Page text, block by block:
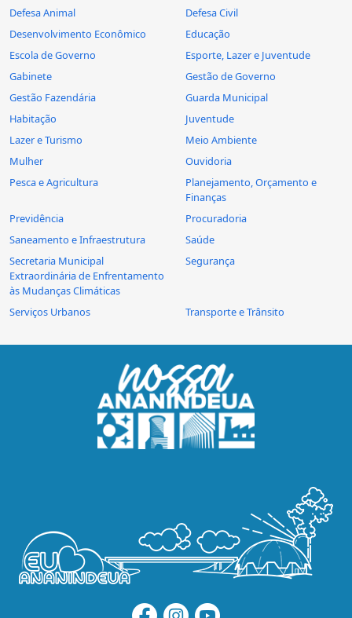
Defesa Animal
Defesa Civil
Desenvolvimento Econômico
Educação
Escola de Governo
Esporte, Lazer e Juventude
Gabinete
Gestão de Governo
Gestão Fazendária
Guarda Municipal
Habitação
Juventude
Lazer e Turismo
Meio Ambiente
Mulher
Ouvidoria
Pesca e Agricultura
Planejamento, Orçamento e
Finanças
Previdência
Procuradoria
Saneamento e Infraestrutura
Saúde
Secretaria Municipal
Extraordinária de Enfrentamento
às Mudanças Climáticas
Segurança
Serviços Urbanos Transporte e Trânsito